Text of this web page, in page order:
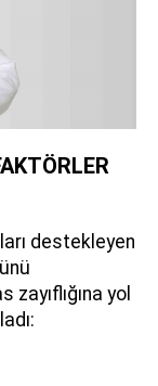
destekleyen
yol